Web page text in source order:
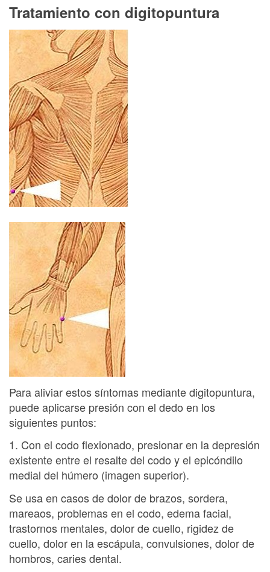
Tratamiento con digitopuntura
Para aliviar estos síntomas mediante digitopuntura,
puede aplicarse presión con el dedo en los
siguientes puntos:
1. Con el codo flexionado, presionar en la depresión
existente entre el resalte del codo y el epicóndilo
medial del húmero (imagen superior).
Se usa en casos de dolor de brazos, sordera,
mareaos, problemas en el codo, edema facial,
trastornos mentales, dolor de cuello, rigidez de
cuello, dolor en la escápula, convulsiones, dolor de
hombros, caries dental.